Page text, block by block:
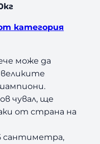
категория
може да
чувал, ще
от страна на
сантиметра,